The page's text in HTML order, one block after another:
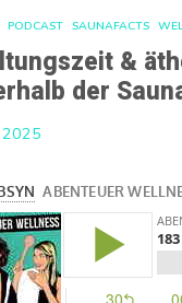
PODCAST SAUNAFACTS
&
der
2025